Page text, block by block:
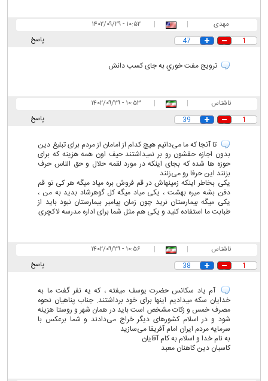
مهدی |
|
۱۰:۵۲ - ۱۴۰۲/۰۹/۲۹
پاسخ
1
47
ترویج مفت خوري به جای کسب دانش
ناشناس |
|
۱۰:۵۳ - ۱۴۰۲/۰۹/۲۹
پاسخ
1
39
تا آنجا که ما می‌دانیم هیچ کدام از امامان از مردم برای تبلیغ دین
بدون اجازه حقشون رو بر نمیداشتند حیف اون همه هزینه که برای
حوزه ها شده که بجای اینکه در مورد لقمه حلال و حق الناس حرف
بزنند این حرفا رو می‌زنند
یکی بخاطر اینکه زمینهاش در قم فروش بره میاد میگه هر کی تو قم
دفن بشه میره بهشت ، یکی میاد میگه کل گوهرشاد بدید به من ،
یکی میگه بیمارستان نرید چون زمان پیامبر بیمارستان نبود باید از
طبابت ما استفاده کنید و یکی هم مثل شما برای اداره مدرسه لاکچری
ناشناس |
|
۱۰:۵۶ - ۱۴۰۲/۰۹/۲۹
پاسخ
1
38
آم یاد سکانس حضرت یوسف میفته ، که یه نفر گفت ما به
خدایان سکه میدادیم اینها برای خود برداشتند. جناب پناهیان نحوه
مصرف خمس و زکات مشخص است باید در همان شهر و روستا هزینه
شود و در اسلام کشورهای دیگر خراج می‌دادند و شما برعکس با
سرمایه مردم ایران امام آفریقا می‌سازید
به نام خدا و اسلام به کام آقایان
کاسبان دین کاهنان معبد